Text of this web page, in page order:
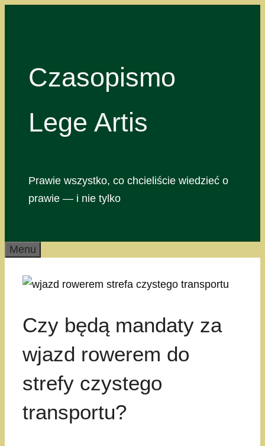
Czasopismo
Lege Artis
Prawie wszystko, co chcieliście wiedzieć o
prawie — i nie tylko
Menu
Czy będą mandaty za
wjazd rowerem do
strefy czystego
transportu?